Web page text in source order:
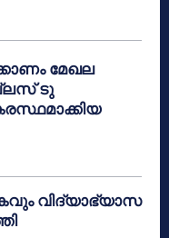
മേഖല
ടു
വിദ്യാഭ്യാസ